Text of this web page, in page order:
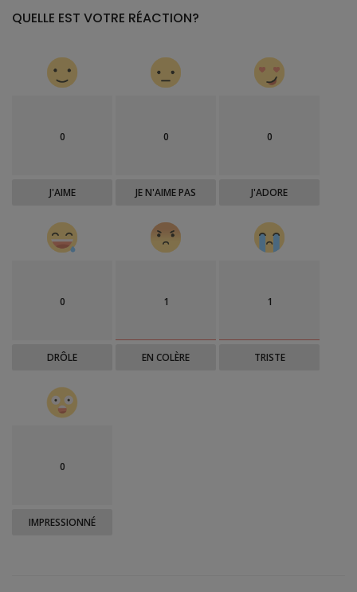
QUELLE EST VOTRE RÉACTION?
0
J'AIME
0
JE N'AIME PAS
0
J'ADORE
0
DRÔLE
1
EN COLÈRE
1
TRISTE
0
IMPRESSIONNÉ